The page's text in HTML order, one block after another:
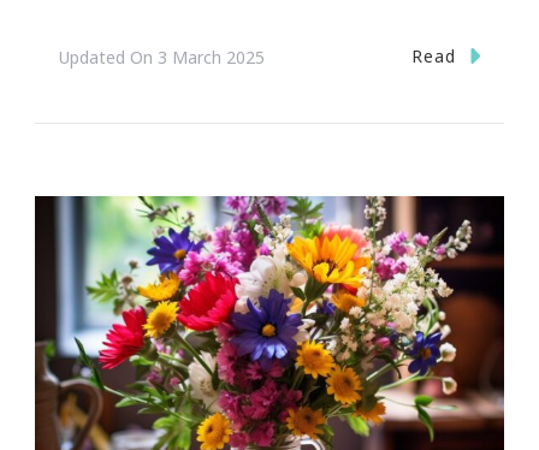
Updated On 3 March 2025 Read